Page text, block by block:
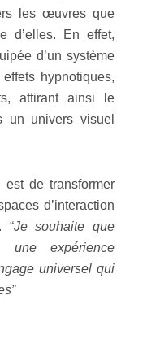
les œuvres que
d’elles. En effet,
d’un système
hypnotiques,
attirant ainsi le
un univers visuel
est de transformer
d’interaction
“Je souhaite que
une expérience
universel qui